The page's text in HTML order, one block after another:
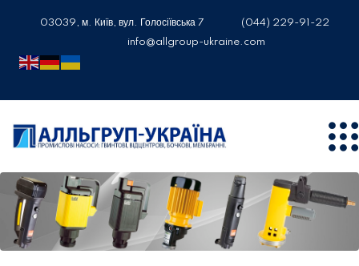
03039, м. Київ, вул. Голосіївська 7
(044) 229-91-22
info@allgroup-ukraine.com